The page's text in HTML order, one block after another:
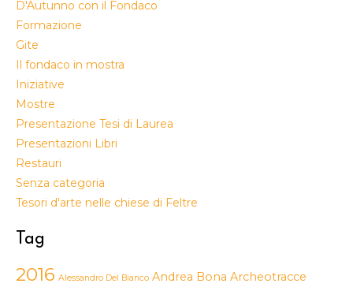
D'Autunno con il Fondaco
Formazione
Gite
Il fondaco in mostra
Iniziative
Mostre
Presentazione Tesi di Laurea
Presentazioni Libri
Restauri
Senza categoria
Tesori d'arte nelle chiese di Feltre
Tag
2016 Alessandro Del Bianco Andrea Bona Archeotracce